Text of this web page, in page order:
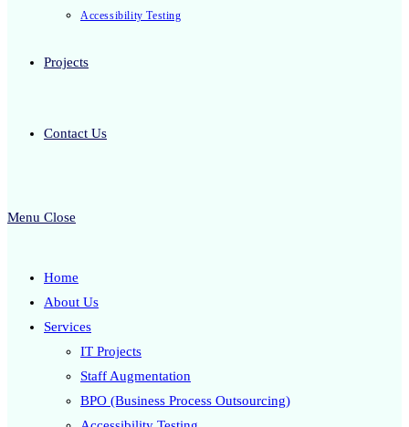
Accessibility Testing
Projects
Contact Us
Menu Close
Home
About Us
Services
IT Projects
Staff Augmentation
BPO (Business Process Outsourcing)